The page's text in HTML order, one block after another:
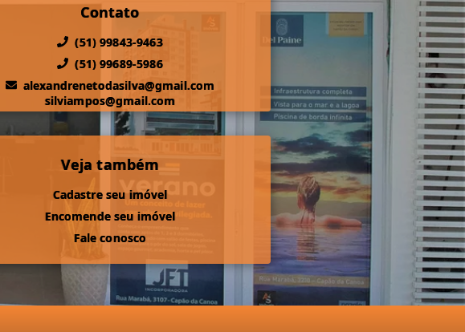
Contato
(51) 99843-9463
(51) 99689-5986
alexandrenetodasilva@gmail.com
silviampos@gmail.com
Veja também
Cadastre seu imóvel
Encomende seu imóvel
Fale conosco